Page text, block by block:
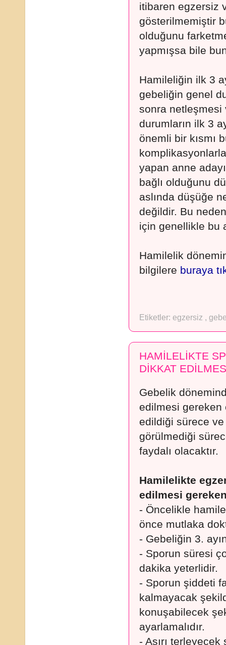
itibaren egzersiz
gösterilmemiştir
olduğunu
yapmışsa bile
Hamileliğin ilk 3
gebeliğin genel
sonra netleşmesi
durumların ilk 3
önemli bir kısmı
yapan anne
bağlı olduğunu
aslında düşüğe
değildir. Bu
için genellikle bu
Hamilelik
bilgilere buraya
Etiketler: egzersiz ,
HAMİLELİKTE
DİKKAT
Gebelik
edilmesi gereken
edildiği sürece ve
görülmediği
faydalı olacaktır.
Hamilelikte
edilmesi
- Öncelikle
önce mutlaka
- Gebeliğin 3.
- Sporun süresi
dakika yeterlidir.
- Sporun şiddeti
kalmayacak
konuşabilecek
ayarlamalıdır.
- Aşırı